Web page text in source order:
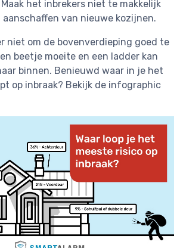
het inbrekers niet te makkelijk
van nieuwe kozijnen.
niet om de bovenverdieping goed te
beetje moeite en een ladder kan
binnen. Benieuwd waar in je het
op inbraak? Bekijk de infographic